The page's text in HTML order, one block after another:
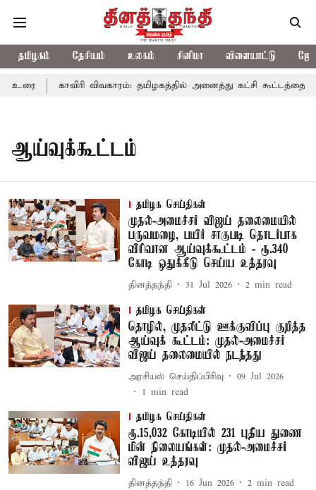
தமிழகம் தேசியம் உலகம் சினிமா விளையாட்டு
உரை காவிரி விவகாரம்: தமிழகத்தில் அனைத்து கட்சி கூட்டத்தை
ஆய்வுக்கூட்டம்
தமிழக செய்திகள்
முதல்-அமைச்சர் விஜய் தலைமையில்
பருவமழை, பயிர் சாகுபடி தொடர்பாக
விரிவான ஆய்வுக்கூட்டம் - ரூ.340
கோடி ஒதுக்கீடு செய்ய உத்தரவு
தினத்தந்தி 31 Jul 2026 2 min read
தமிழக செய்திகள்
தொழில், முதலீட்டு ஊக்குவிப்பு குறித்த
ஆய்வுக் கூட்டம்: முதல்-அமைச்சர்
விஜய் தலைமையில் நடந்தது
அரசியல் செய்திப்பிரிவு
09 Jul 2026
1 min read
தமிழக செய்திகள்
ரூ.15,032 கோடியில் 231 புதிய துணை
மின் நிலையங்கள்: முதல்-அமைச்சர்
விஜய் உத்தரவு
தினத்தந்தி 16 Jun 2026 2 min read